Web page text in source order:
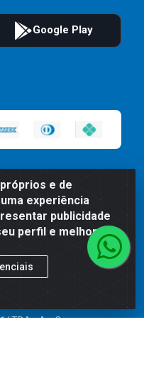
e de
experiência
publicidade
perfil e melhorar a
e frete são válidos
pelo site. Caso haja
será válido o preço que for
no momento do pagamento.
ilustrativas.
LTDA - Av. Congresso